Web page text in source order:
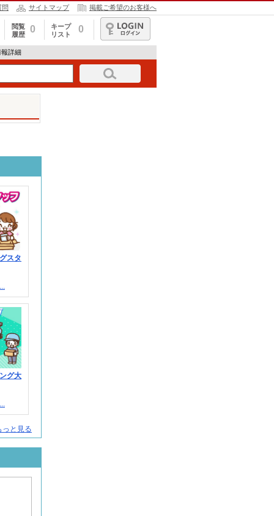
問 サイトマップ 掲載ご希望のお客様へ
閲覧
履歴
0
キープ
リスト
0
ログイン
詳細
スタ
グ大
っと見る